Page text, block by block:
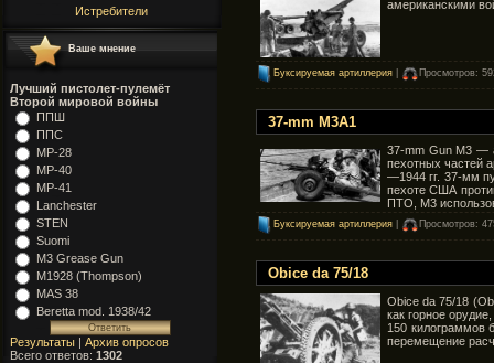
Истребители
Ваше мнение
Лучший пистолет-пулемёт
Второй мировой войны
ППШ
ППС
MP-28
MP-40
MP-41
Lanchester
STEN
Suomi
M3 Grease Gun
М1928 (Thompson)
MAS 38
Beretta mod. 1938/42
Результаты | Архив опросов
Всего ответов: 1302
американскими
Буксируемая артиллерия Просмотров:
37-mm M3A1
37-mm Gun M3 —
пехотных частей
—1944 гг. 37-мм
пехоте США
ПТО, M3
Буксируемая артиллерия Просмотров:
Obice da 75/18
Obice da 75/18
как горное
150 килограммов
перемещение